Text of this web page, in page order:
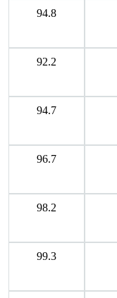
94.8
92.2
94.7
96.7
98.2
99.3